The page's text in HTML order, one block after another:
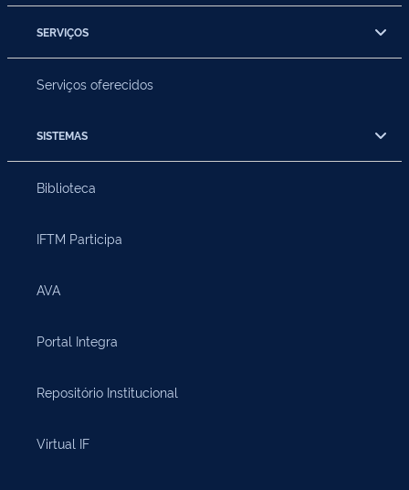
SERVIÇOS
Serviços oferecidos
SISTEMAS
Biblioteca
IFTM Participa
AVA
Portal Integra
Repositório Institucional
Virtual IF